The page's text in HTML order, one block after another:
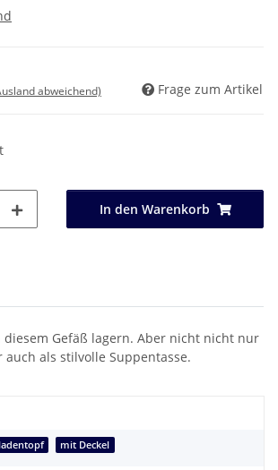
abweichend) Frage zum Artikel
In den Warenkorb
Gefäß lagern. Aber nicht nicht nur
als stilvolle Suppentasse.
mit Deckel